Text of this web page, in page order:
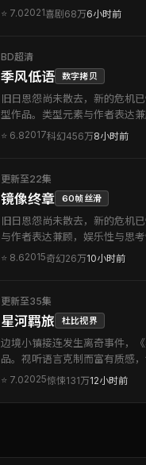
⭐ 7.02021喜剧 68万6小时前
BD超清
季风低语 数字拷贝
旧日恩怨尚未散去，新的危机
型作品。类型元素与作者表达
⭐ 6.82017科幻456万8小时前
更新至22集
镜像终章 60帧丝滑
旧日恩怨尚未散去，新的危机
与作者表达兼顾，娱乐性与思
⭐ 8.62015奇幻26万10小时前
更新至35集
星河羁旅 杜比视界
边境小镇接连发生离奇事件，
品。视听语言克制而富有质感
⭐ 7.02025惊悚131万12小时前